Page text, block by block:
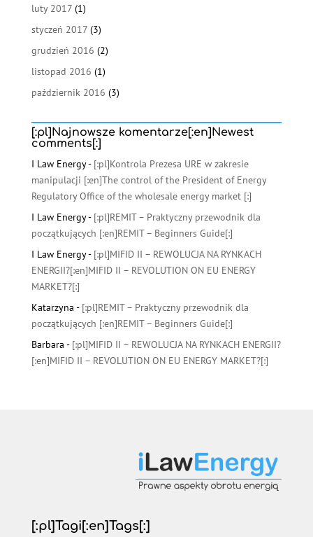
luty 2017(1)
styczeń 2017(3)
grudzień 2016 (2)
listopad 2016 (1)
październik 2016 (3)
[:pl]Najnowsze komentarze[:en]Newest
comments[:]
I Law Energy- [:pl]Kontrola Prezesa URE w zakresie
manipulacji [:en]The control of the President of Energy
Regulatory Office of the wholesale energy market [:]
I Law Energy- [:pl]REMIT – Praktyczny przewodnik dla
początkujących [:en]REMIT – Beginners Guide[:]
I Law Energy- [:pl]MIFID II – REWOLUCJA NA RYNKACH
ENERGII?[:en]MIFID II – REVOLUTION ON EU ENERGY
MARKET?[:]
Katarzyna - [:pl]REMIT – Praktyczny przewodnik dla
początkujących [:en]REMIT – Beginners Guide[:]
Barbara - [:pl]MIFID II – REWOLUCJA NA RYNKACH ENERGII?
[:en]MIFID II – REVOLUTION ON EU ENERGY MARKET?[:]
[:pl]Tagi[:en]Tags[:]